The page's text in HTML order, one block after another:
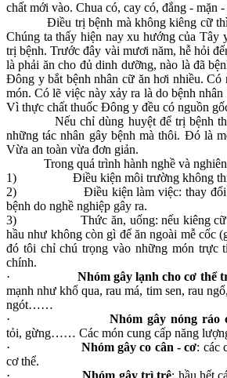
chất mới vào. Chua có, cay có, đắng - mặn
Điều trị bệnh mà không kiêng cữ thì
Chúng ta thấy hiện nay xu hướng của Tây
trị bệnh. Trước đây vài mươi năm, hễ hỏi
là phải ăn cho đủ dinh dưỡng, nào là đã
Đông y bắt bệnh nhân cữ ăn hơi nhiều. Có
món. Có lẽ việc này xảy ra là do bệnh
Vì thực chất thuốc Đông y đều có nguồn
Nếu chỉ dùng huyệt để trị bệnh thì
những tác nhân gây bệnh mà thôi. Đó là
Vừa an toàn vừa đơn giản.
Trong quá trình hành nghề và nghiên
1)
Điều kiện môi trường không
2)
Điều kiện làm việc: thay
bệnh do nghề nghiệp gây ra.
3)
Thức ăn, uống: nếu kiêng
hầu như không còn gì để ăn ngoài mễ
đó tôi chỉ chú trọng vào những món trực
chính.
·
Nhóm gây lạnh cho cơ thể
mạnh như khổ qua, rau má, tim sen, rau
ngót……
·
Nhóm gây nóng ráo
tỏi, gừng…… Các món cung cấp năng
·
Nhóm gây co cân - cơ: các
cơ thể.